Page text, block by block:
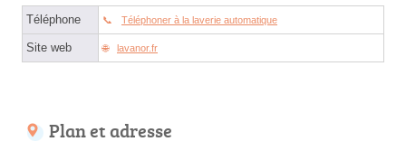
Téléphone Téléphoner à la laverie automatique
Site web lavanor.fr
Plan et adresse